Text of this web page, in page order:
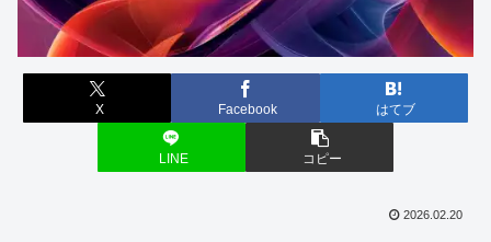
X Facebook はてブ
LINE コピー
2026.02.20